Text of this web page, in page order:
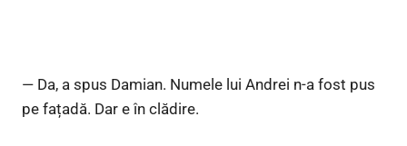
— Da, a spus Damian. Numele lui Andrei n-a fost pus
pe fațadă. Dar e în clădire.